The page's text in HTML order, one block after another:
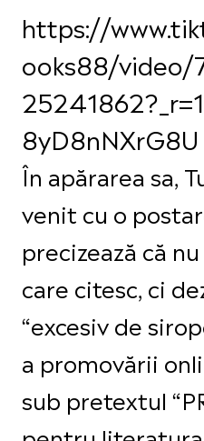
https://
ooks88/
8yD8nNXrG8U
În apărarea sa,
venit cu o
precizează că
care citesc, ci
“excesiv de
a promovării
sub pretextul